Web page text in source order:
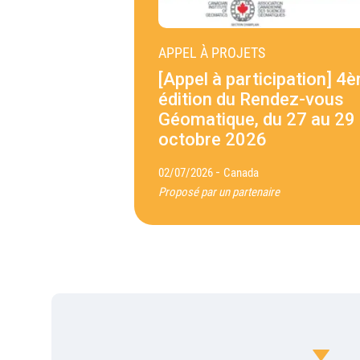
APPEL À PROJETS
[Appel à participation]
édition du Rendez-vous
Géomatique, du 27 au 29
octobre 2026
02/07/2026 - Canada
Proposé par un partenaire